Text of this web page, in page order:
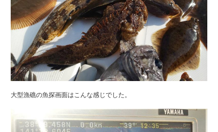
大型漁礁の魚探画面はこんな感じでした。